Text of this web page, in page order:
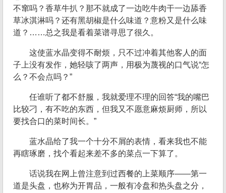
不窜吗？香草牛扒？那不就成了一边吃牛肉干一边舔香
草冰淇淋吗？还有黑胡椒是什么味道？意粉又是什么味
道？……总之我是看着菜谱寻思了很久。
这使蓝水晶变得不耐烦，只不过冲着其他客人的面
子上没有发作，她轻咳了两声，用极为蔑视的口气说“怎
么？不会点吗？”
任谁听了都不舒服，我就爱理不理的回答“我的嘴巴
比较刁，有不吃的东西，但我又不愿意麻烦厨师，所以
要找合口的菜时间长。”
蓝水晶给了我一个十分不屑的表情，看来我也不能
再瞎琢磨，找个看起来差不多的菜点一下算了。
话说我在网上曾注意到过西餐的上菜顺序——第一
道是头盘，也称为开胃品，一般有冷盘和热头盘之分，